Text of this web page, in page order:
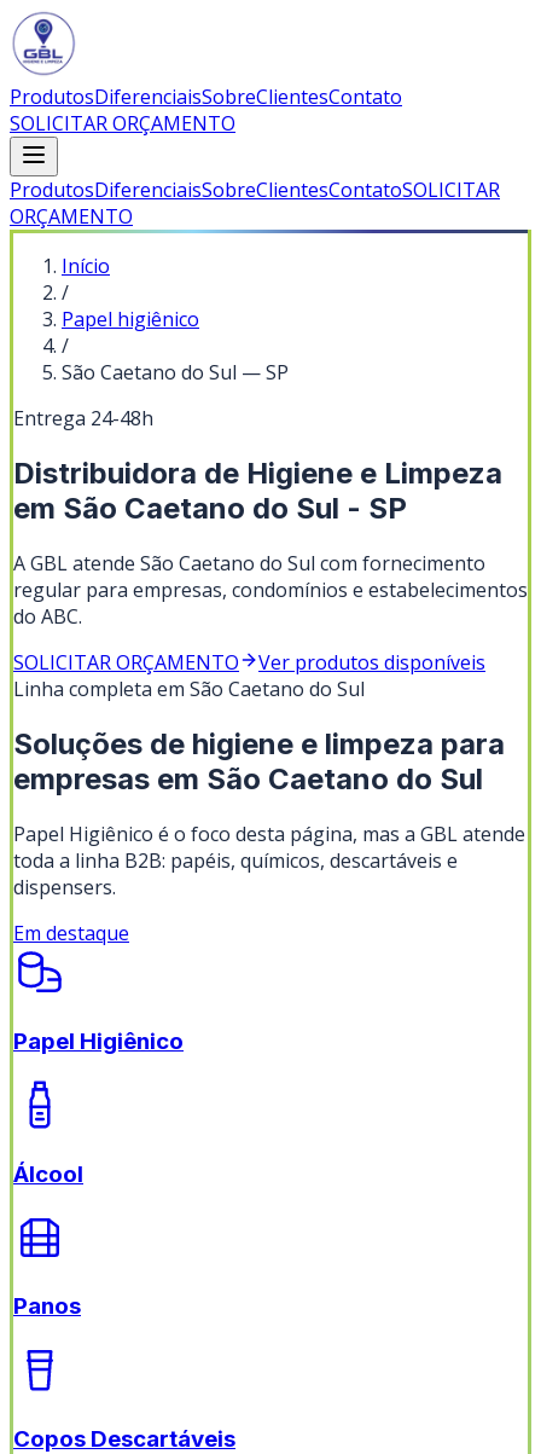
ProdutosDiferenciaisSobreClientesContato
SOLICITAR ORÇAMENTO
ProdutosDiferenciaisSobreClientesContatoSOLICITAR
ORÇAMENTO
Início
/
Papel higiênico
/
São Caetano do Sul —SP
Entrega 24-48h
Distribuidora de Higiene e Limpeza
em São Caetano do Sul - SP
A GBL atende São Caetano do Sul com fornecimento
regular para empresas, condomínios e estabelecimentos
do ABC.
SOLICITAR ORÇAMENTO
Ver produtos disponíveis
Linha completa em São Caetano do Sul
Soluções de higiene e limpeza para
empresas em São Caetano do Sul
Papel Higiênico é o foco desta página, mas a GBL atende
toda a linha B2B: papéis, químicos, descartáveis e
dispensers.
Em destaque
Papel Higiênico
Álcool
Panos
Copos Descartáveis